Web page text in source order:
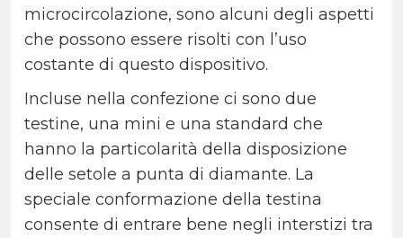
microcircolazione, sono alcuni degli aspetti
che possono essere risolti con l’uso
costante di questo dispositivo.
Incluse nella confezione ci sono due
testine, una mini e una standard che
hanno la particolarità della disposizione
delle setole a punta di diamante. La
speciale conformazione della testina
consente di entrare bene negli interstizi tra